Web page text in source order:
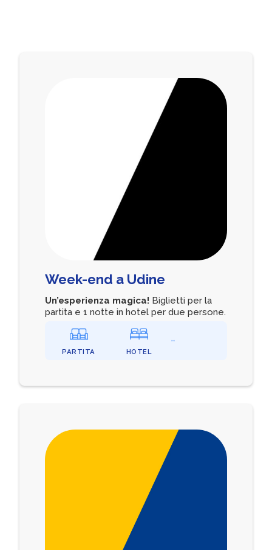
Week-end a Udine
Un’esperienza magica! Biglietti per la
partita e 1 notte in hotel per due persone.
PARTITA HOTEL